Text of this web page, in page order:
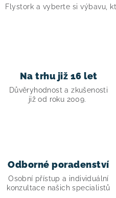
Flystork a vyberte si výbavu,
Na trhu již 16 let
Důvěryhodnost a zkušenosti
již od roku 2009.
Odborné poradenství
Osobní přístup a individuální
konzultace našich specialistů